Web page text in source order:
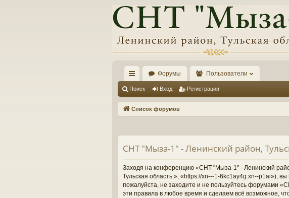
с
ы
и
Форумы Пользователи
Поиск Вход Регистрация
Список форумов
СНТ "Мыза-1" - Ленинский район,
Заходя на конференцию «СНТ "Мыза-1" - Ленинский
Тульская область.», «https://xn---1-6kc1ay4g.xn--p1ai»),
пожалуйста, не заходите и не пользуйтесь форумами
эти правила в любое время и сделаем всё возможное,